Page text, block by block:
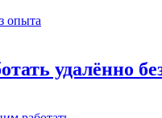
удалённо